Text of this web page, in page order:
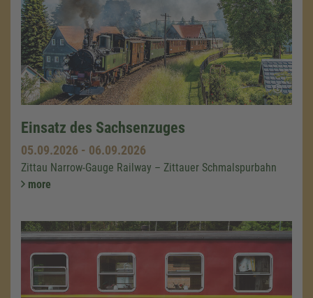
Einsatz des Sachsenzuges
05.09.2026 - 06.09.2026
Zittau Narrow-Gauge Railway – Zittauer Schmalspurbahn
more